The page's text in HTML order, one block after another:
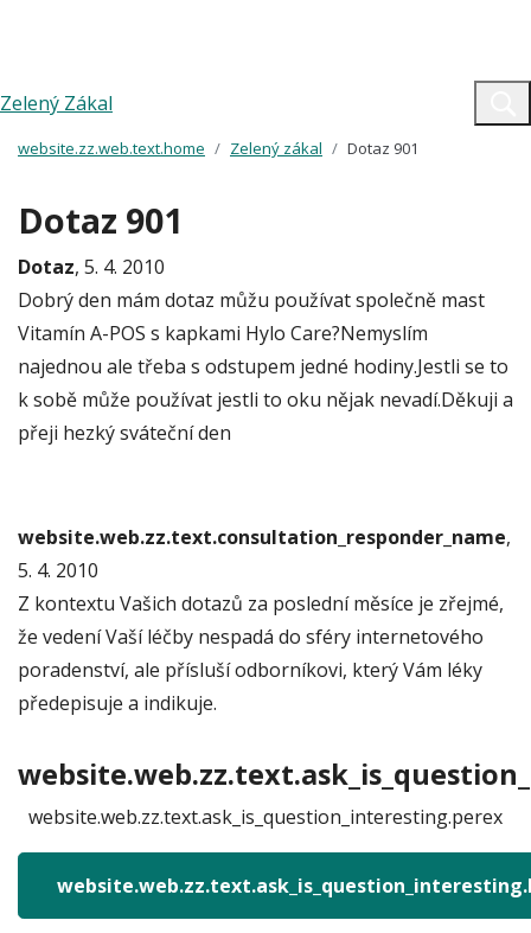
Zelený Zákal
website.zz.web.text.home Zelený zákal Dotaz 901
Dotaz 901
Dotaz, 5. 4. 2010
Dobrý den mám dotaz můžu používat společně mast
Vitamín A-POS s kapkami Hylo Care?Nemyslím
najednou ale třeba s odstupem jedné hodiny.Jestli se to
k sobě může používat jestli to oku nějak nevadí.Děkuji a
přeji hezký sváteční den
website.web.zz.text.consultation_responder_name,
5. 4. 2010
Z kontextu Vašich dotazů za poslední měsíce je zřejmé,
že vedení Vaší léčby nespadá do sféry internetového
poradenství, ale přísluší odborníkovi, který Vám léky
předepisuje a indikuje.
website.web.zz.text.ask_is_question_interesting.perex